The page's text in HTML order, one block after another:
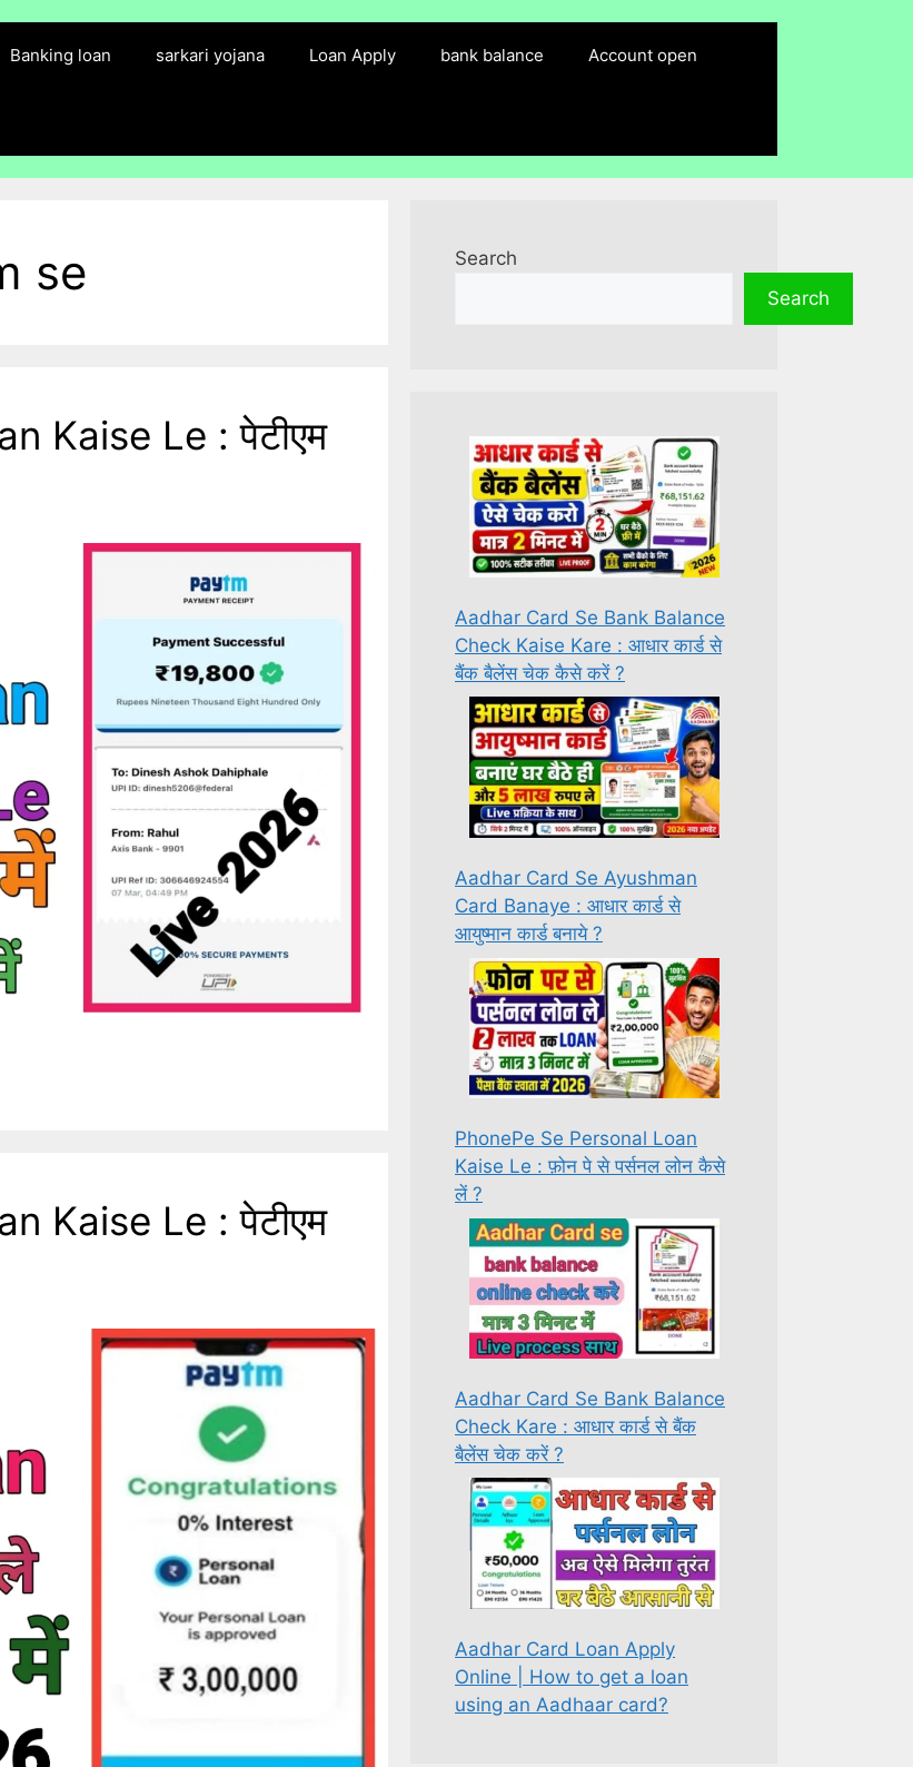
Banking loan sarkari yojana Loan Apply bank balance Account open
se
Kaise Le : पेटीएम
Kaise Le : पेटीएम
Search
Search
Aadhar Card Se Bank Balance
Check Kaise Kare : आधार कार्ड से
बैंक बैलेंस चेक कैसे करें ?
Aadhar Card Se Ayushman
Card Banaye : आधार कार्ड से
आयुष्मान कार्ड बनाये ?
PhonePe Se Personal Loan
Kaise Le : फ़ोन पे से पर्सनल लोन कैसे
लें ?
Aadhar Card Se Bank Balance
Check Kare : आधार कार्ड से बैंक
बैलेंस चेक करें ?
Aadhar Card Loan Apply
Online | How to get a loan
using an Aadhaar card?